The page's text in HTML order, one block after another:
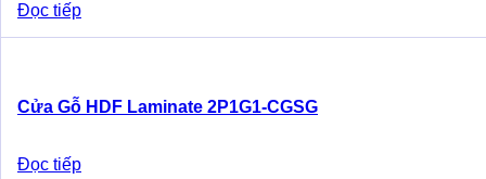
Đọc tiếp
Cửa Gỗ HDF Laminate 2P1G1-CGSG
Đọc tiếp